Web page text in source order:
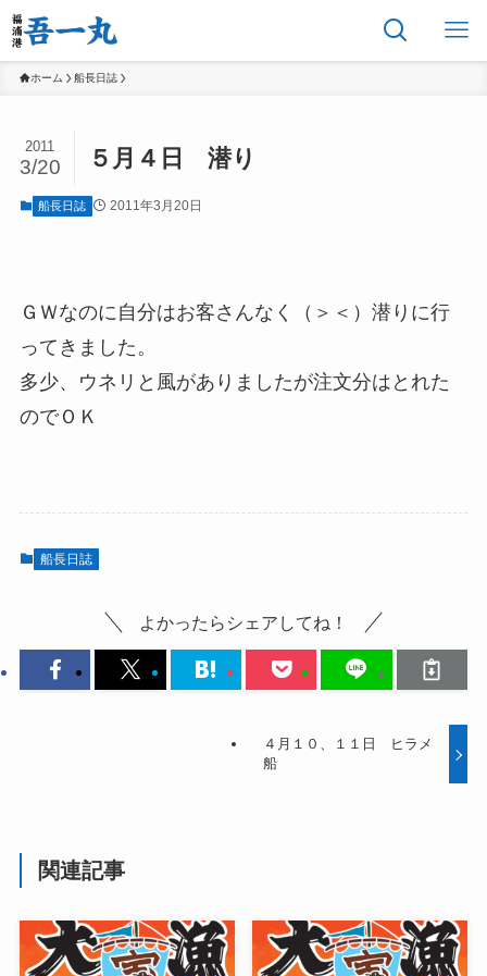
ホーム 船長日誌
５月４日 潜り
2011
3/20
船長日誌 2011年3月20日
ＧＷなのに自分はお客さんなく（＞＜）潜りに行
ってきました。
多少、ウネリと風がありましたが注文分はとれた
のでＯＫ
船長日誌
よかったらシェアしてね！
４月１０、１１日 ヒラメ
船
関連記事